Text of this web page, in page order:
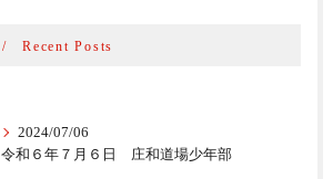
Recent Posts
2024/07/06
令和６年７月６日 庄和道場少年部